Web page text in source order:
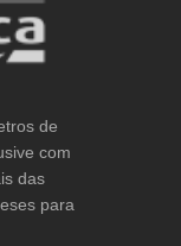
de
com
das
para